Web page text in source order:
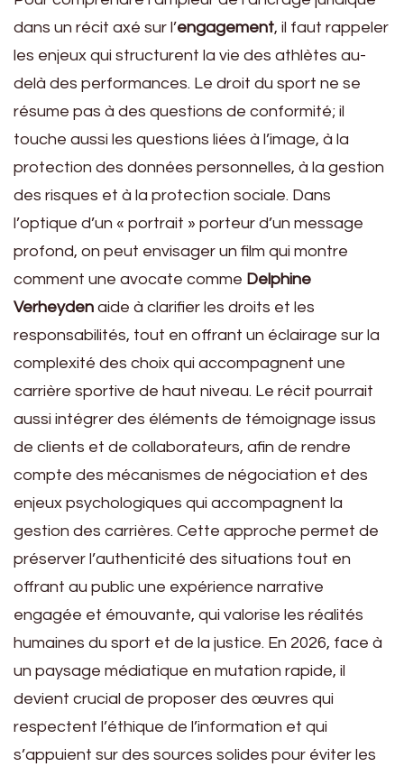
dans un récit axé sur l’engagement, il faut rappeler
les enjeux qui structurent la vie des athlètes au-
delà des performances. Le droit du sport ne se
résume pas à des questions de conformité; il
touche aussi les questions liées à l’image, à la
protection des données personnelles, à la gestion
des risques et à la protection sociale. Dans
l’optique d’un « portrait » porteur d’un message
profond, on peut envisager un film qui montre
comment une avocate comme Delphine
Verheyden aide à clarifier les droits et les
responsabilités, tout en offrant un éclairage sur la
complexité des choix qui accompagnent une
carrière sportive de haut niveau. Le récit pourrait
aussi intégrer des éléments de témoignage issus
de clients et de collaborateurs, afin de rendre
compte des mécanismes de négociation et des
enjeux psychologiques qui accompagnent la
gestion des carrières. Cette approche permet de
préserver l’authenticité des situations tout en
offrant au public une expérience narrative
engagée et émouvante, qui valorise les réalités
humaines du sport et de la justice. En 2026, face à
un paysage médiatique en mutation rapide, il
devient crucial de proposer des œuvres qui
respectent l’éthique de l’information et qui
s’appuient sur des sources solides pour éviter les